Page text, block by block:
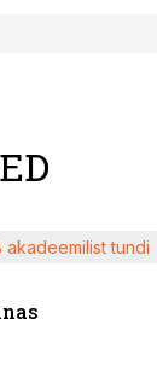
akadeemilist tundi